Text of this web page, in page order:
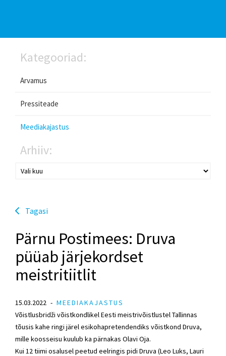
Kategooriad:
Arvamus
Pressiteade
Meediakajastus
Arhiiv:
Tagasi
Pärnu Postimees: Druva
püüab järjekordset
meistritiitlit
15.03.2022
MEEDIAKAJASTUS
Võistlusbridži võistkondlikel Eesti meistrivõistlustel Tallinnas
tõusis kahe ringi järel esikohapretendendiks võistkond Druva,
mille koosseisu kuulub ka pärnakas Olavi Oja.
Kui 12 tiimi osalusel peetud eelringis pidi Druva (Leo Luks, Lauri